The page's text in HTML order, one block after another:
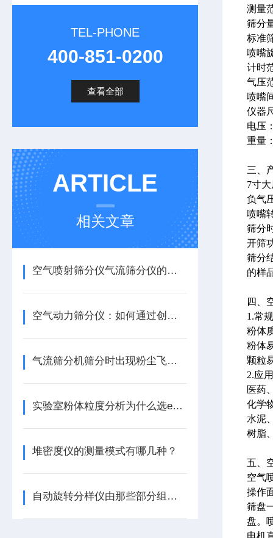
TEL-PHONE
400-851-0200
查看全部
ARTICLE
相关文章
空气喷射筛分仪气流筛分仪的工作原理是什么？510-2.
空气动力筛分仪：如何通过创新技术提升粉末筛分效率与精度
气流筛分机筛分时出现粉尘飞扬怎么办？
实验室粉体粒度分析为什么选e200ls：高精度、高重复性筛分方案
堆密度仪的测量模式有哪几种？
自动旋转分样仪由那些部分组成？
测量
筛分
标准
喷嘴
计时
气压
喷嘴
仪器
电压
重量
三、
7寸
负气
喷嘴
筛分
开筛
筛分
的样
四、
1.常
粉体
粉体
颗粒
2.应
医药
化学
水泥
树脂
五、
空气
操作
筛盘
盘。
电机